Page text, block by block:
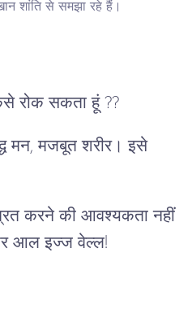
शांति से समझा रहे हैं।
रोक सकता हूं ??
मन, मजबूत शरीर। इसे
करने की आवश्यकता नहीं
आल इज्ज वेल्ल!